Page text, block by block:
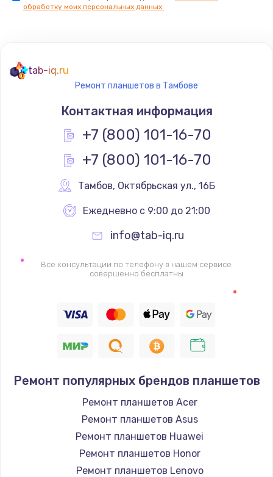
1795 руб.
Заказать
Ремонт разъема питания
1120 руб.
Заказать
Замена видеочипа
Заказать
Настройка BIOS
Заказать
Ремонт подсветки
1150 руб.
Заказать
1320 руб.
обработку моих персональных данных.
tab-iq.ru
Ремонт планшетов в Тамбове
Контактная информация
+7 (800) 101-16-70
+7 (800) 101-16-70
Тамбов, Октябрьская ул., 16Б
Ежедневно с 9:00 до 21:00
info@tab-iq.ru
Все консультации по телефону в нашем сервисе
совершенно бесплатны
Ремонт популярных брендов планшетов
Ремонт планшетов Acer
Ремонт планшетов Asus
Ремонт планшетов Huawei
Ремонт планшетов Honor
Ремонт планшетов Lenovo